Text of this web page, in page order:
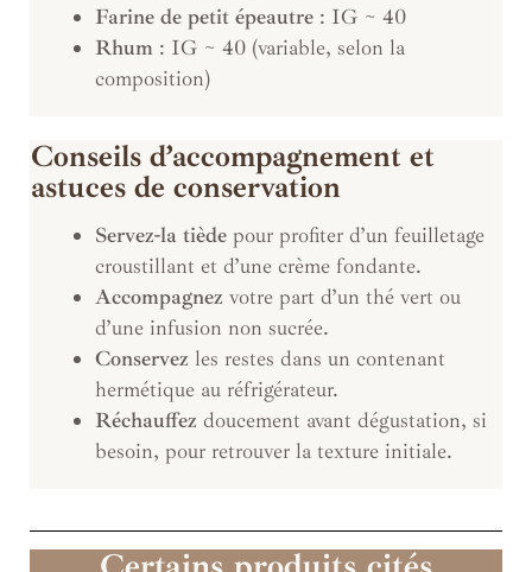
Farine de petit épeautre : IG ~ 40
Rhum : IG ~ 40 (variable, selon la
composition)
Conseils d’accompagnement et
astuces de conservation
Servez-la tiède pour profiter d’un feuilletage
croustillant et d’une crème fondante.
Accompagnez votre part d’un thé vert ou
d’une infusion non sucrée.
Conservez les restes dans un contenant
hermétique au réfrigérateur.
Réchauffez doucement avant dégustation, si
besoin, pour retrouver la texture initiale.